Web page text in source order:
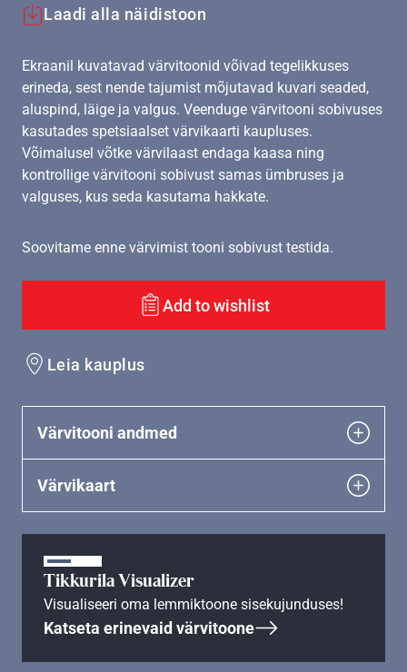
Laadi alla näidistoon
Ekraanil kuvatavad värvitoonid võivad tegelikkuses
erineda, sest nende tajumist mõjutavad kuvari seaded,
aluspind, läige ja valgus. Veenduge värvitooni sobivuses
kasutades spetsiaalset värvikaarti kaupluses.
Võimalusel võtke värvilaast endaga kaasa ning
kontrollige värvitooni sobivust samas ümbruses ja
valguses, kus seda kasutama hakkate.
Soovitame enne värvimist tooni sobivust testida.
Add to wishlist
Leia kauplus
Värvitooni andmed
Värvikaart
Tikkurila Visualizer
Visualiseeri oma lemmiktoone sisekujunduses!
Katseta erinevaid värvitoone